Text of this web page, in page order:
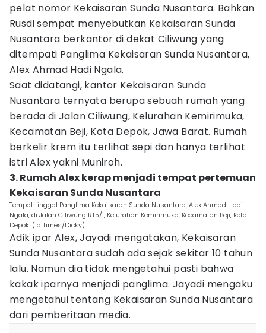
pelat nomor Kekaisaran Sunda Nusantara. Bahkan
Rusdi sempat menyebutkan Kekaisaran Sunda
Nusantara berkantor di dekat Ciliwung yang
ditempati Panglima Kekaisaran Sunda Nusantara,
Alex Ahmad Hadi Ngala.
Saat didatangi, kantor Kekaisaran Sunda
Nusantara ternyata berupa sebuah rumah yang
berada di Jalan Ciliwung, Kelurahan Kemirimuka,
Kecamatan Beji, Kota Depok, Jawa Barat. Rumah
berkelir krem itu terlihat sepi dan hanya terlihat
istri Alex yakni Muniroh.
3. Rumah Alex kerap menjadi tempat pertemuan
Kekaisaran Sunda Nusantara
Tempat tinggal Panglima Kekaisaran Sunda Nusantara, Alex Ahmad Hadi
Ngala, di Jalan Ciliwung RT5/1, Kelurahan Kemirimuka, Kecamatan Beji, Kota
Depok. (Id Times/Dicky)
Adik ipar Alex, Jayadi mengatakan, Kekaisaran
Sunda Nusantara sudah ada sejak sekitar 10 tahun
lalu. Namun dia tidak mengetahui pasti bahwa
kakak iparnya menjadi panglima. Jayadi mengaku
mengetahui tentang Kekaisaran Sunda Nusantara
dari pemberitaan media.